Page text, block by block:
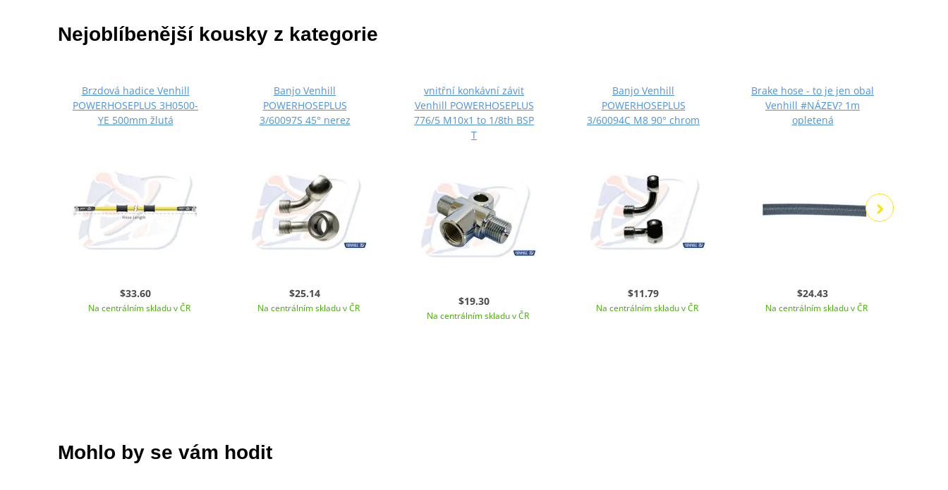
Nejoblíbenější kousky z kategorie
Brzdová hadice Venhill
POWERHOSEPLUS 3H0500-
YE 500mm žlutá
$33.60
Na centrálním skladu v ČR
Banjo Venhill
POWERHOSEPLUS
3/60097S 45° nerez
$25.14
Na centrálním skladu v ČR
vnitřní konkávní závit
Venhill POWERHOSEPLUS
776/5 M10x1 to 1/8th BSP
T
$19.30
Na centrálním skladu v ČR
Banjo Venhill
POWERHOSEPLUS
3/60094C M8 90° chrom
$11.79
Na centrálním skladu v ČR
Brake hose - to je jen obal
Venhill #NÁZEV? 1m
opletená
$24.43
Na centrálním skladu v ČR
Mohlo by se vám hodit